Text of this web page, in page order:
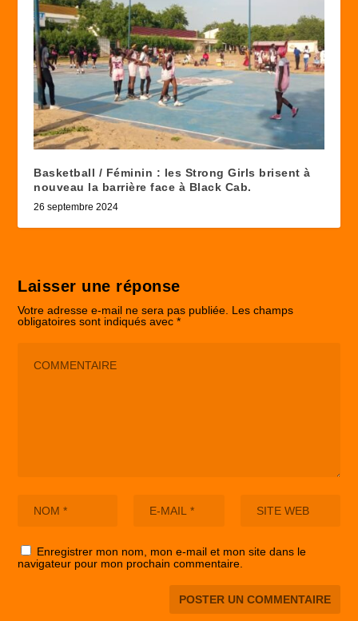
Basketball / Féminin : les Strong Girls brisent à
nouveau la barrière face à Black Cab.
26 septembre 2024
Laisser une réponse
Votre adresse e-mail ne sera pas publiée. Les champs
obligatoires sont indiqués avec*
Enregistrer mon nom, mon e-mail et mon site dans le
navigateur pour mon prochain commentaire.